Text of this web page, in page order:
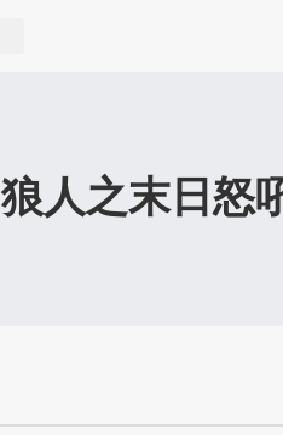
狼人之末日怒